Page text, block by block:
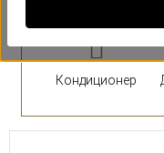
Кондиционер